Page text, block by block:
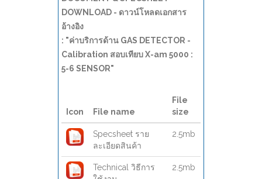
DOWNLOAD - ดาวน์โหลดเอกสาร
อ้างอิง
: "ค่าบริการด้าน GAS DETECTOR -
Calibration สอบเทียบ X-am 5000 :
5-6 SENSOR"
Icon File name
File
size
Specsheet ราย
ละเอียดสินค้า
2.5mb
Technical วิธีการ
2.5mb